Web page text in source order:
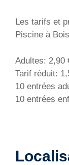
Les tarifs et
Piscine à
Adultes: 2,90
Tarif réduit:
10 entrées
10 entrées